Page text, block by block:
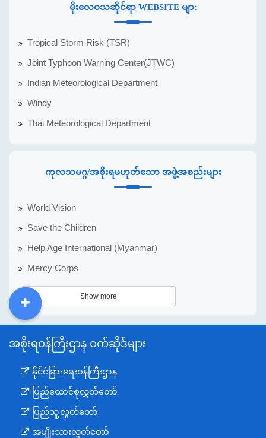
မိုးလေဝသဆိုင်ရာ WEBSITE မျာ:
Tropical Storm Risk (TSR)
Joint Typhoon Warning Center(JTWC)
Indian Meteorological Department
Windy
Thai Meteorological Department
ကုလသမဂ္ဂ/အစိုးရမဟုတ်သော အဖွဲ့အစည်းများ
World Vision
Save the Children
Help Age International (Myanmar)
Mercy Corps
Show more
အစိုးရဝန်ကြီးဌာန ဝက်ဆိုဒ်များ
နိုင်ငံခြားရေးဝန်ကြီးဌာန
ပြည်ထောင်စုလွှတ်တော်
ပြည်သူ့လွှတ်တော်
အမျိုးသားလွှတ်တော်
DDM